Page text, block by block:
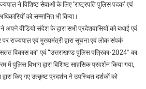
ने विशिष्ट सेवाओं के लिए ‘राष्ट्रपति पुलिस पदक’ एवं
को सम्मानित भी किया।
वीडियो संदेश के द्वारा सभी प्रदेशवासियों को बधाई एवं
राज्यपाल एवं मुख्यमंत्री द्वारा सूचना एवं लोक संपर्क
विकास का’’ एवं ‘‘उत्तराखण्ड पुलिस पत्रिका-2024’’ का
में पुलिस विभाग द्वारा विशिष्ट साहसिक प्रदर्शन किया गया,
किए गए उत्कृष्ट प्रदर्शन ने उपस्थित दर्शकों को